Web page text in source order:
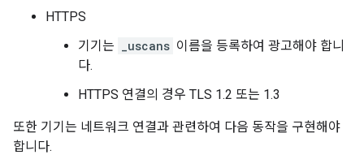
HTTPS
기기는
_uscans 이름을 등록하여 광고해야 합니
다.
HTTPS 연결의 경우 TLS 1.2 또는 1.3
또한 기기는 네트워크 연결과 관련하여 다음 동작을 구현해야
합니다.